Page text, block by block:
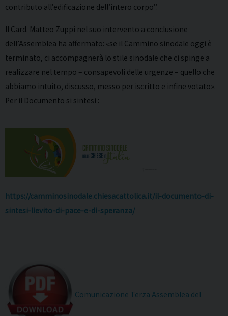
contributo all’edificazione dell’intero corpo”.
Il Card. Matteo Zuppi nel suo intervento a conclusione
dell’Assemblea ha affermato: «se il Cammino sinodale oggi è
terminato, ci accompagnerà lo stile sinodale che ci spinge a
realizzare nel tempo – consapevoli delle urgenze – quello che
abbiamo intuito, discusso, messo per iscritto e infine votato».
Per il Documento si sintesi :
https://camminosinodale.chiesacattolica.it/il-documento-di-
sintesi-lievito-di-pace-e-di-speranza/
Comunicazione Terza Assemblea del